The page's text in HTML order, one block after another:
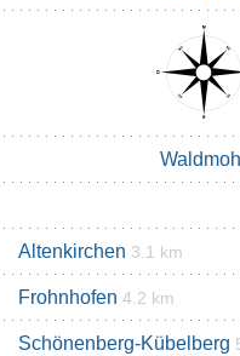
Altenkirchen 3.1 km
Frohnhofen 4.2 km
Schönenberg-Kübelberg